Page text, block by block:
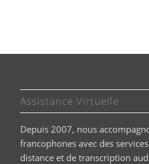
Assistance Virtuelle
Depuis 2007, nous
francophones avec des
distance et de transcription